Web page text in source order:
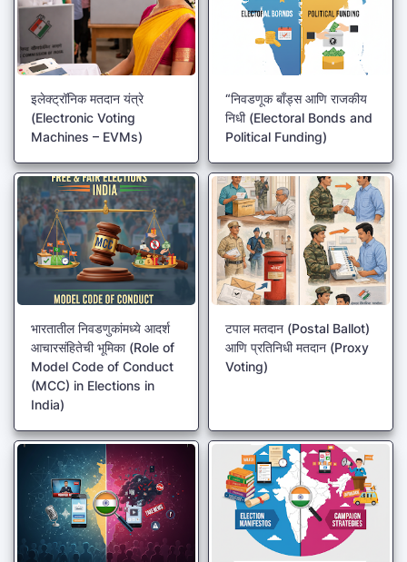
इलेक्ट्रॉनिक मतदान यंत्रे
(Electronic Voting
Machines – EVMs)
“निवडणूक बाँड्स आणि राजकीय
निधी (Electoral Bonds and
Political Funding)
भारतातील निवडणुकांमध्ये आदर्श
आचारसंहितेची भूमिका (Role of
Model Code of Conduct
(MCC) in Elections in
India)
टपाल मतदान (Postal Ballot)
आणि प्रतिनिधी मतदान (Proxy
Voting)